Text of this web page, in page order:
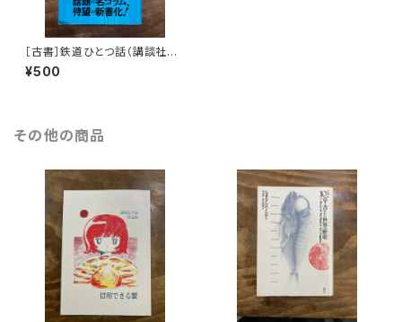
［古書］鉄道ひとつ話（講談社現
代新書）
¥500
その他の商品